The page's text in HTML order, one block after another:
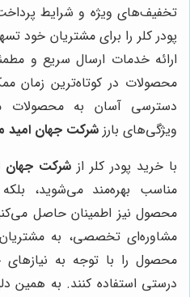
تخفیف‌های ویژه و شرایط
پودر کلر را برای مشتریان خود
ارائه خدمات ارسال سریع و
محصولات در کوتاه‌ترین زمان
دسترسی آسان به محصولات
ویژگی‌های بارز شرکت جهان امید
با خرید پودر کلر از شرکت جهان
مناسب بهره‌مند می‌شوید،
محصول نیز اطمینان حاصل
مشاوره‌ای تخصصی، به
محصول را با توجه به
درستی استفاده کنند. به همین